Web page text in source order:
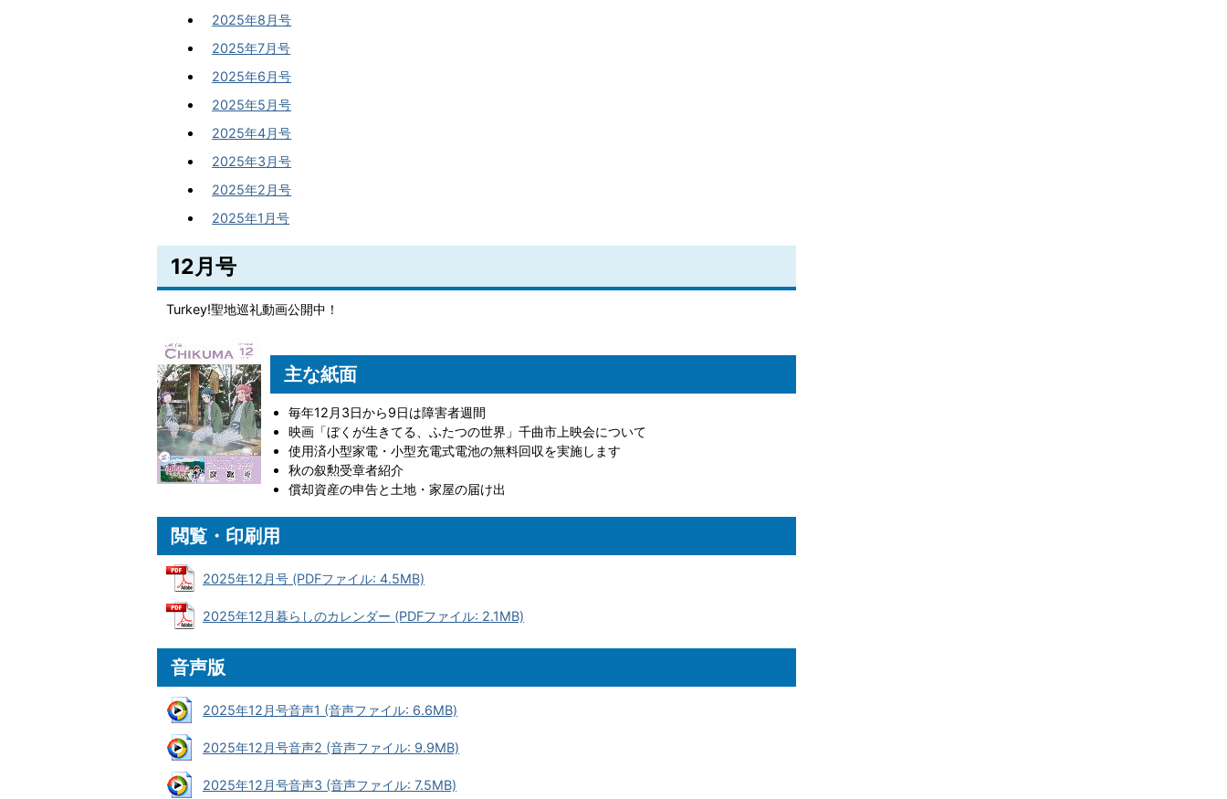
2025年8月号
2025年7月号
2025年6月号
2025年5月号
2025年4月号
2025年3月号
2025年2月号
2025年1月号
12月号
Turkey!聖地巡礼動画公開中！
主な紙面
毎年12月3日から9日は障害者週間
映画「ぼくが生きてる、ふたつの世界」千曲市上映会について
使用済小型家電・小型充電式電池の無料回収を実施します
秋の叙勲受章者紹介
償却資産の申告と土地・家屋の届け出
閲覧・印刷用
2025年12月号 (PDFファイル: 4.5MB)
2025年12月暮らしのカレンダー (PDFファイル: 2.1MB)
音声版
2025年12月号音声1 (音声ファイル: 6.6MB)
2025年12月号音声2 (音声ファイル: 9.9MB)
2025年12月号音声3 (音声ファイル: 7.5MB)